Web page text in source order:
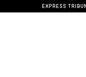
EXPRESS